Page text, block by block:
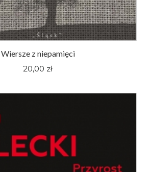
Wiersze z niepamięci
20,00 zł